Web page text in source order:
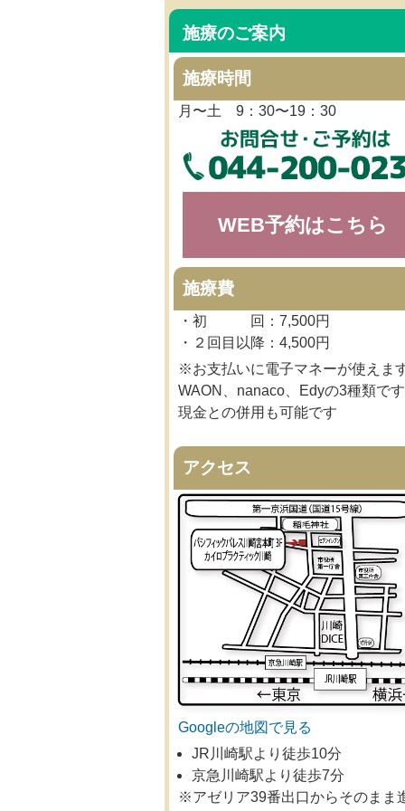
施療のご案内
施療時間
月〜土 9：30〜19：30
WEB予約はこちら
施療費
・初 回：7,500円
・２回目以降：4,500円
※お支払いに電子マネーが使えま
WAON、nanaco、Edyの3種類です
現金との併用も可能です
アクセス
Googleの地図で見る
JR川崎駅より徒歩10分
京急川崎駅より徒歩7分
※アゼリア39番出口からそのまま